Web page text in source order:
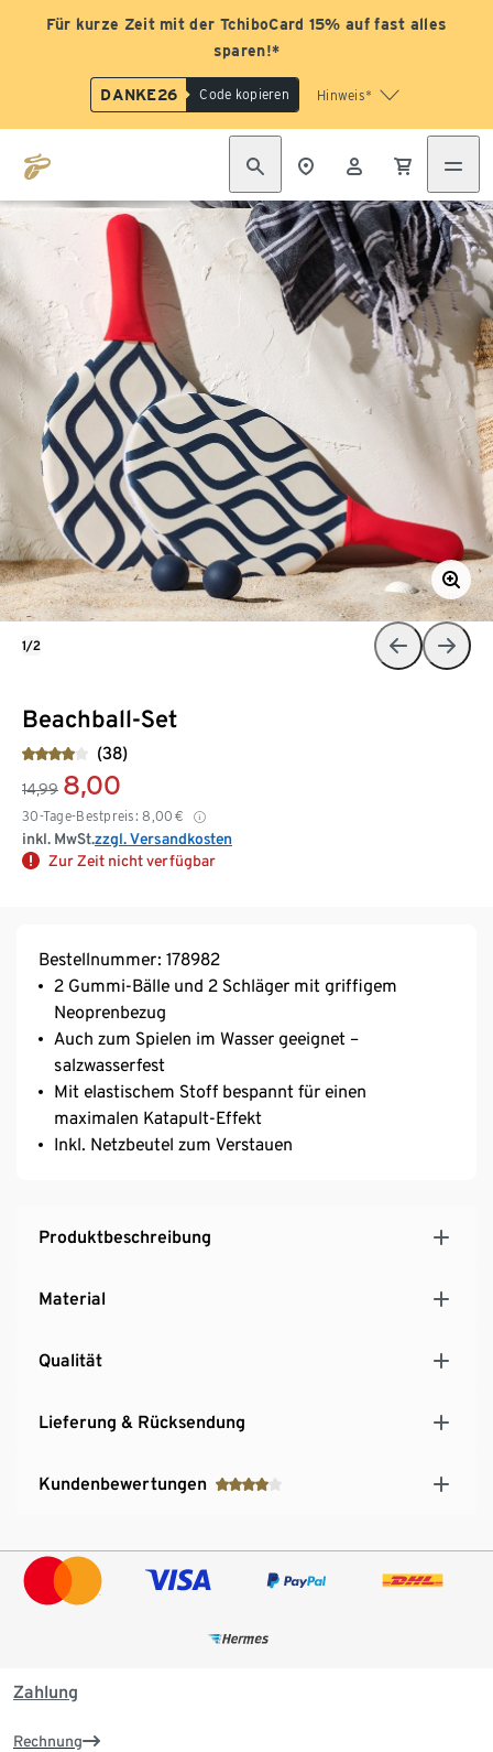
Für kurze Zeit mit der TchiboCard 15% auf fast alles
sparen!*
DANKE26 Code kopieren Hinweis*
Beachball-Set
(38)
14,99 8,00
30-Tage-Bestpreis: 8,00 €
inkl. MwSt.zzgl. Versandkosten
Zur Zeit nicht verfügbar
1/2
Bestellnummer: 178982
2 Gummi-Bälle und 2 Schläger mit griffigem
Neoprenbezug
Auch zum Spielen im Wasser geeignet –
salzwasserfest
Mit elastischem Stoff bespannt für einen
maximalen Katapult-Effekt
Inkl. Netzbeutel zum Verstauen
Produktbeschreibung
Material
Qualität
Lieferung & Rücksendung
Kundenbewertungen
Zahlung
Rechnung